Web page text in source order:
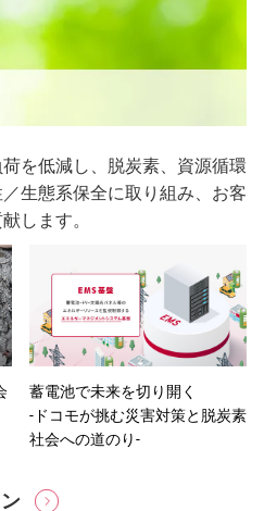
を低減し、脱炭素、資源循環
生態系保全に取り組み、お客
します。
蓄電池で未来を切り開く
-ドコモが挑む災害対策と脱炭素
社会への道のり-